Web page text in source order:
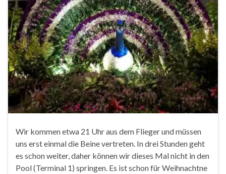
Wir kommen etwa 21 Uhr aus dem Flieger und müssen
uns erst einmal die Beine vertreten. In drei Stunden geht
es schon weiter, daher können wir dieses Mal nicht in den
Pool (Terminal 1) springen. Es ist schon für Weihnachtne